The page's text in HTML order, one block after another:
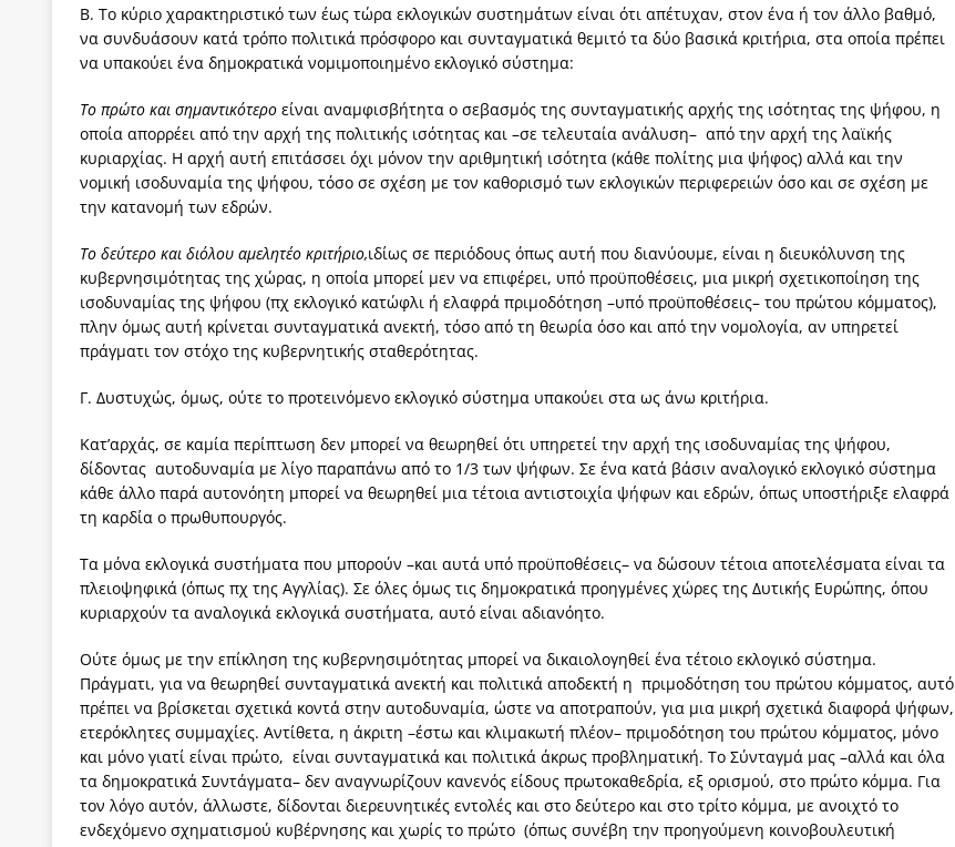
Β. Το κύριο χαρακτηριστικό των έως τώρα εκλογικών συστημάτων είναι ότι απέτυχαν, στον ένα ή τον άλλο βαθμό,
να συνδυάσουν κατά τρόπο πολιτικά πρόσφορο και συνταγματικά θεμιτό τα δύο βασικά κριτήρια, στα οποία πρέπει
να υπακούει ένα δημοκρατικά νομιμοποιημένο εκλογικό σύστημα:
Το πρώτο και σημαντικότερο είναι αναμφισβήτητα ο σεβασμός της συνταγματικής αρχής της ισότητας της ψήφου, η
οποία απορρέει από την αρχή της πολιτικής ισότητας και –σε τελευταία ανάλυση– από την αρχή της λαϊκής
κυριαρχίας. Η αρχή αυτή επιτάσσει όχι μόνον την αριθμητική ισότητα (κάθε πολίτης μια ψήφος) αλλά και την
νομική ισοδυναμία της ψήφου, τόσο σε σχέση με τον καθορισμό των εκλογικών περιφερειών όσο και σε σχέση με
την κατανομή των εδρών.
Το δεύτερο και διόλου αμελητέο κριτήριο,ιδίως σε περιόδους όπως αυτή που διανύουμε, είναι η διευκόλυνση της
κυβερνησιμότητας της χώρας, η οποία μπορεί μεν να επιφέρει, υπό προϋποθέσεις, μια μικρή σχετικοποίηση της
ισοδυναμίας της ψήφου (πχ εκλογικό κατώφλι ή ελαφρά πριμοδότηση –υπό προϋποθέσεις– του πρώτου κόμματος),
πλην όμως αυτή κρίνεται συνταγματικά ανεκτή, τόσο από τη θεωρία όσο και από την νομολογία, αν υπηρετεί
πράγματι τον στόχο της κυβερνητικής σταθερότητας.
Γ. Δυστυχώς, όμως, ούτε το προτεινόμενο εκλογικό σύστημα υπακούει στα ως άνω κριτήρια.
Κατ’αρχάς, σε καμία περίπτωση δεν μπορεί να θεωρηθεί ότι υπηρετεί την αρχή της ισοδυναμίας της ψήφου,
δίδοντας αυτοδυναμία με λίγο παραπάνω από το 1/3 των ψήφων. Σε ένα κατά βάσιν αναλογικό εκλογικό σύστημα
κάθε άλλο παρά αυτονόητη μπορεί να θεωρηθεί μια τέτοια αντιστοιχία ψήφων και εδρών, όπως υποστήριξε ελαφρά
τη καρδία ο πρωθυπουργός.
Τα μόνα εκλογικά συστήματα που μπορούν –και αυτά υπό προϋποθέσεις– να δώσουν τέτοια αποτελέσματα είναι τα
πλειοψηφικά (όπως πχ της Αγγλίας). Σε όλες όμως τις δημοκρατικά προηγμένες χώρες της Δυτικής Ευρώπης, όπου
κυριαρχούν τα αναλογικά εκλογικά συστήματα, αυτό είναι αδιανόητο.
Ούτε όμως με την επίκληση της κυβερνησιμότητας μπορεί να δικαιολογηθεί ένα τέτοιο εκλογικό σύστημα.
Πράγματι, για να θεωρηθεί συνταγματικά ανεκτή και πολιτικά αποδεκτή η πριμοδότηση του πρώτου κόμματος, αυτό
πρέπει να βρίσκεται σχετικά κοντά στην αυτοδυναμία, ώστε να αποτραπούν, για μια μικρή σχετικά διαφορά ψήφων,
ετερόκλητες συμμαχίες. Αντίθετα, η άκριτη –έστω και κλιμακωτή πλέον– πριμοδότηση του πρώτου κόμματος, μόνο
και μόνο γιατί είναι πρώτο, είναι συνταγματικά και πολιτικά άκρως προβληματική. Το Σύνταγμά μας –αλλά και όλα
τα δημοκρατικά Συντάγματα– δεν αναγνωρίζουν κανενός είδους πρωτοκαθεδρία, εξ ορισμού, στο πρώτο κόμμα. Για
τον λόγο αυτόν, άλλωστε, δίδονται διερευνητικές εντολές και στο δεύτερο και στο τρίτο κόμμα, με ανοιχτό το
ενδεχόμενο σχηματισμού κυβέρνησης και χωρίς το πρώτο (όπως συνέβη την προηγούμενη κοινοβουλευτική